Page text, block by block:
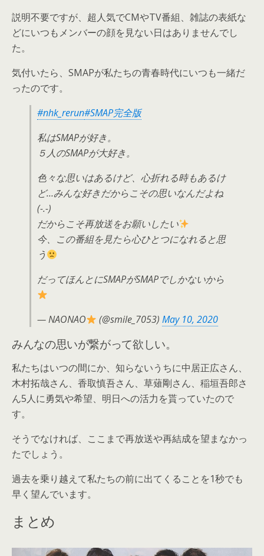
説明不要ですが、超人気でCMやTV番組、雑誌の表紙な
どにいつもメンバーの顔を見ない日はありませんでし
た。
気付いたら、 SMAPが私たちの青春時代にいつも一緒だ
ったのです。
#nhk_rerun#SMAP完全版
私はSMAPが好き。
５人のSMAPが大好き。
色々な思いはあるけど、心折れる時もあるけ
ど…みんな好きだからこその思いなんだよね
(-.-)
だからこそ再放送をお願いしたい
今、この番組を見たら心ひとつになれると思
う
だってほんとにSMAPがSMAPでしかないから
— NAONAO (@smile_7053)May 10, 2020
みんなの思いが繋がって欲しい。
私たちはいつの間にか、知らないうちに中居正広さん、
木村拓哉さん、香取慎吾さん、草薙剛さん、稲垣吾郎さ
ん5人に勇気や希望、明日への活力を貰っていたので
す。
そうでなければ、ここまで再放送や再結成を望まなかっ
たでしょう。
過去を乗り越えて私たちの前に出てくることを1秒でも
早く望んでいます。
まとめ